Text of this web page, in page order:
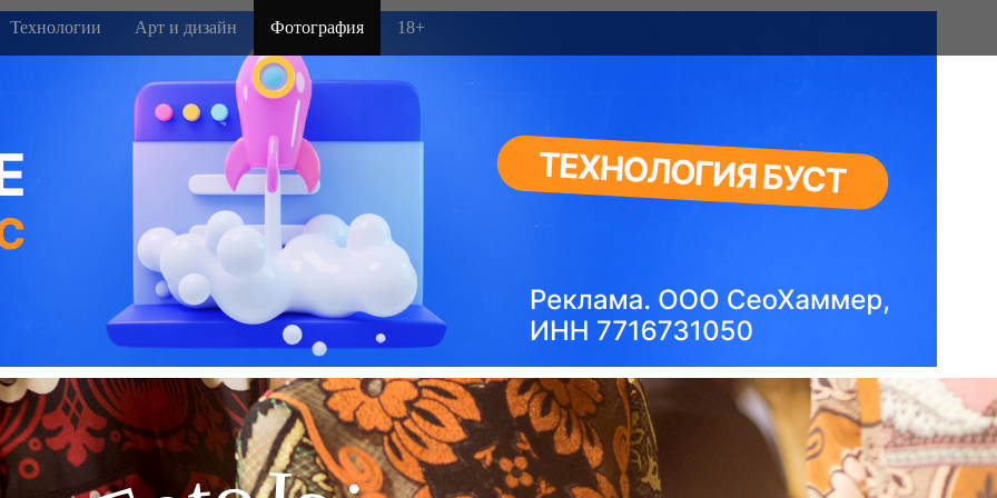
Технологии Арт и дизайн Фотография 18+